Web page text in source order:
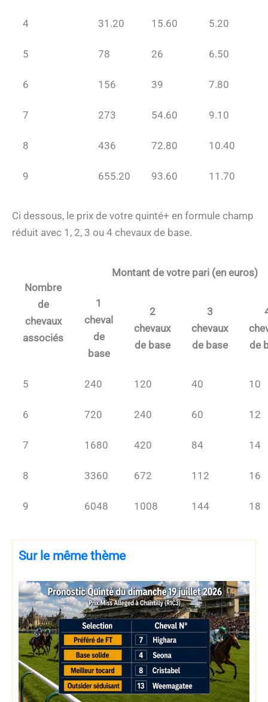
4 31.20 15.60 5.20
5 78 26 6.50
6 156 39 7.80
7 273 54.60 9.10
8 436 72.80 10.40
9 655.20 93.60 11.70
Ci dessous, le prix de votre quinté+ en formule champ
réduit avec 1, 2, 3 ou 4 chevaux de base.
Nombre
de
chevaux
associés
Montant de votre pari (en euros)
1
cheval
de
base
2
chevaux
de base
3
chevaux
de base
de
5 240 120 40 10
6 720 240 60 12
7 1680 420 84 14
8 3360 672 112 16
9 6048 1008 144 18
Sur le même thème